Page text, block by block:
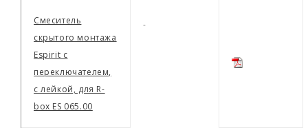
-
Смеситель
скрытого монтажа
Espirit с
переключателем,
с лейкой, для R-
box ES 065.00